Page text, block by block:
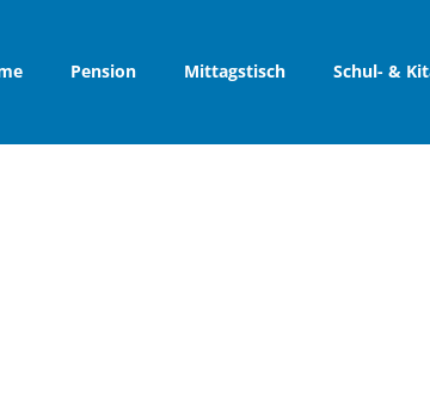
Pension Mittagstisch Schul- &